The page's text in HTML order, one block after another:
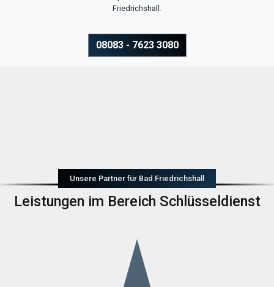
Friedrichshall .
08083 - 7623 3080
Unsere Partner für Bad Friedrichshall
Leistungen im Bereich Schlüsseldienst